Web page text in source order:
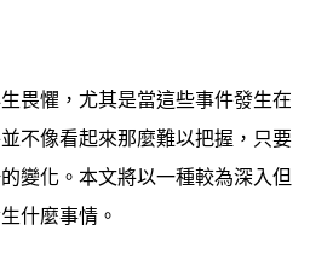
畏懼，尤其是當這些事件發生在
不像看起來那麼難以把握，只要
變化。本文將以一種較為深入但
什麼事情。